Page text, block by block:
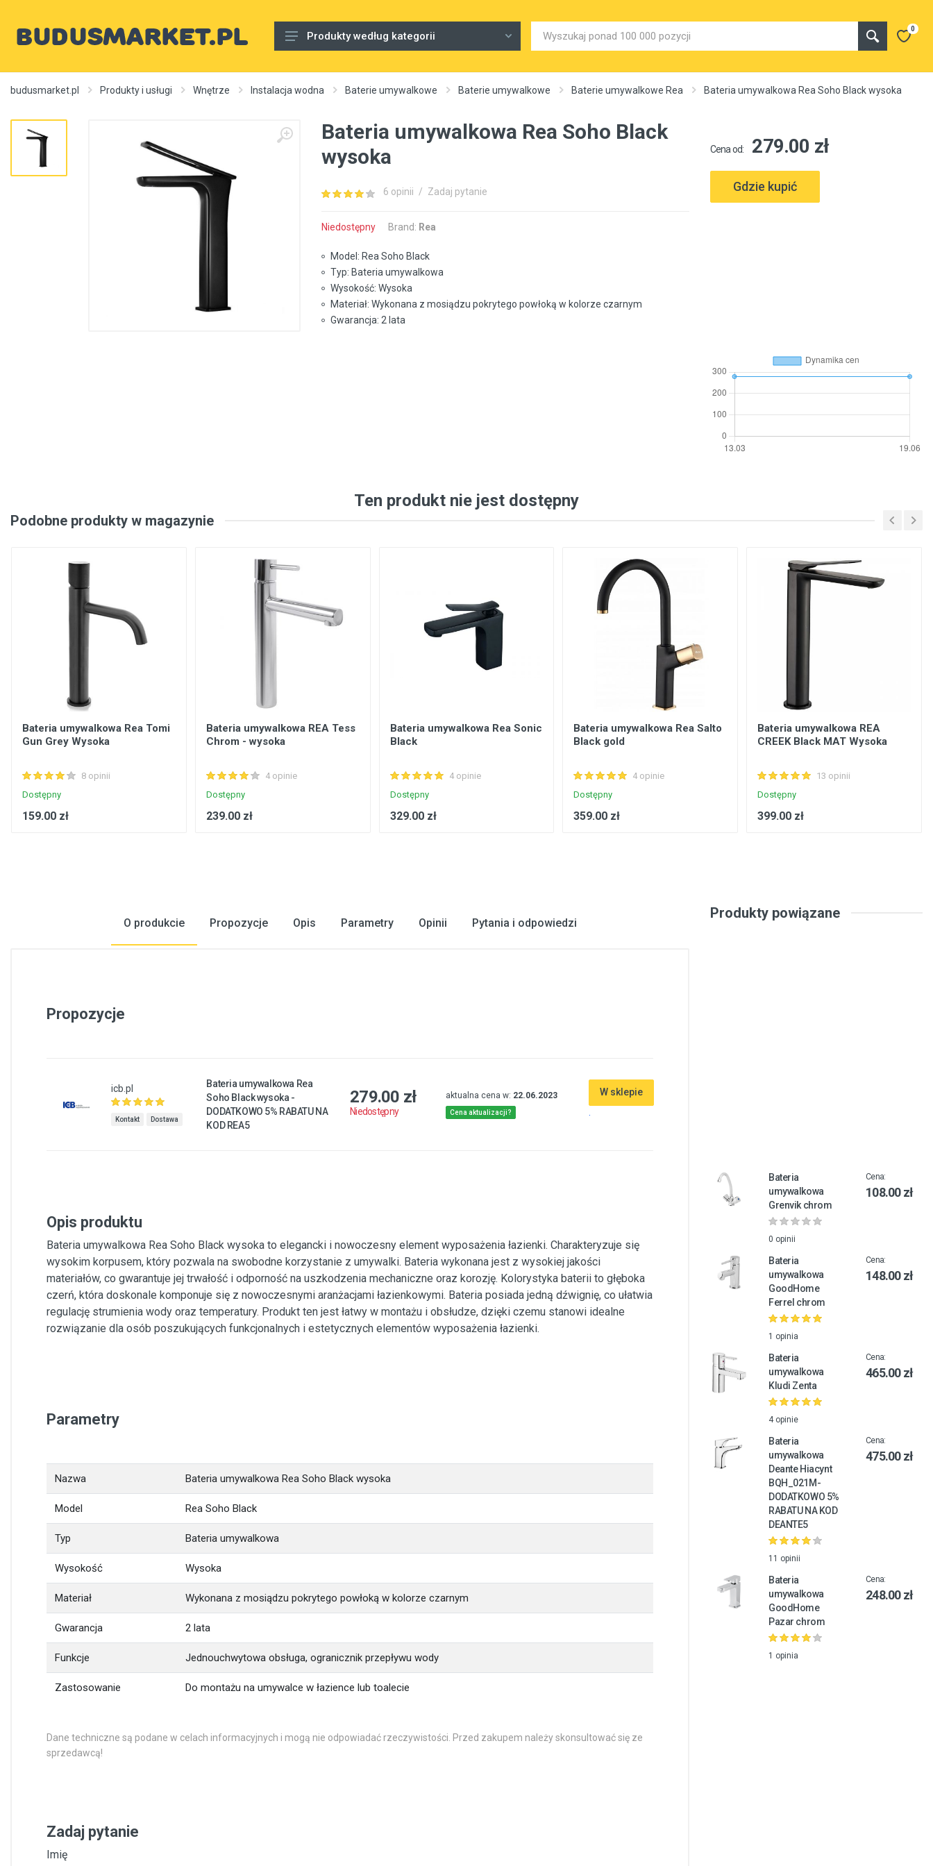
Materiały budowlane
Wnętrze
Zewnętrzny
Produkty według kategorii
0
budusmarket.pl Produkty i usługi Wnętrze Instalacja wodna Baterie umywalkowe Baterie umywalkowe Baterie umywalkowe Rea Bateria umywalkowa Rea Soho Black wysoka
Bateria umywalkowa Rea Soho Black
wysoka
6 opinii / Zadaj pytanie
Niedostępny Brand: Rea
Model: Rea Soho Black
Typ: Bateria umywalkowa
Wysokość: Wysoka
Materiał: Wykonana z mosiądzu pokrytego powłoką w kolorze czarnym
Gwarancja: 2 lata
Cena od: 279.00 zł
Gdzie kupić
Ten produkt nie jest dostępny
Podobne produkty w magazynie
Bateria umywalkowa Rea Tomi
Gun Grey Wysoka
8 opinii
Dostępny
159.00 zł
Bateria umywalkowa REA Tess
Chrom - wysoka
4 opinie
Dostępny
239.00 zł
Bateria umywalkowa Rea Sonic
Black
4 opinie
Dostępny
329.00 zł
Bateria umywalkowa Rea Salto
Black gold
4 opinie
Dostępny
359.00 zł
Bateria umywalkowa REA
CREEK Black MAT Wysoka
13 opinii
Dostępny
399.00 zł
O produkcie Propozycje Opis Parametry Opinii Pytania i odpowiedzi
Propozycje
icb.pl
Kontakt Dostawa
Bateria umywalkowa Rea
Soho Black wysoka -
DODATKOWO 5% RABATU NA
KOD REA5
279.00 zł
Niedostępny
aktualna cena w: 22.06.2023
Cena aktualizacji?
W sklepie
.
Opis produktu
Bateria umywalkowa Rea Soho Black wysoka to elegancki i nowoczesny element wyposażenia łazienki. Charakteryzuje się
wysokim korpusem, który pozwala na swobodne korzystanie z umywalki. Bateria wykonana jest z wysokiej jakości
materiałów, co gwarantuje jej trwałość i odporność na uszkodzenia mechaniczne oraz korozję. Kolorystyka baterii to głęboka
czerń, która doskonale komponuje się z nowoczesnymi aranżacjami łazienkowymi. Bateria posiada jedną dźwignię, co ułatwia
regulację strumienia wody oraz temperatury. Produkt ten jest łatwy w montażu i obsłudze, dzięki czemu stanowi idealne
rozwiązanie dla osób poszukujących funkcjonalnych i estetycznych elementów wyposażenia łazienki.
Parametry
Nazwa Bateria umywalkowa Rea Soho Black wysoka
Model Rea Soho Black
Typ Bateria umywalkowa
Wysokość Wysoka
Materiał Wykonana z mosiądzu pokrytego powłoką w kolorze czarnym
Gwarancja 2 lata
Funkcje Jednouchwytowa obsługa, ogranicznik przepływu wody
Zastosowanie Do montażu na umywalce w łazience lub toalecie
Dane techniczne są podane w celach informacyjnych i mogą nie odpowiadać rzeczywistości. Przed zakupem należy skonsultować się ze
sprzedawcą!
Zadaj pytanie
Imię
Produkty powiązane
Bateria
umywalkowa
Grenvik chrom
0 opinii
Cena:
108.00 zł
Bateria
umywalkowa
GoodHome
Ferrel chrom
1 opinia
Cena:
148.00 zł
Bateria
umywalkowa
Kludi Zenta
4 opinie
Cena:
465.00 zł
Bateria
umywalkowa
Deante Hiacynt
BQH_021M-
DODATKOWO 5%
RABATU NA KOD
DEANTE5
11 opinii
Cena:
475.00 zł
Bateria
umywalkowa
GoodHome
Pazar chrom
1 opinia
Cena:
248.00 zł